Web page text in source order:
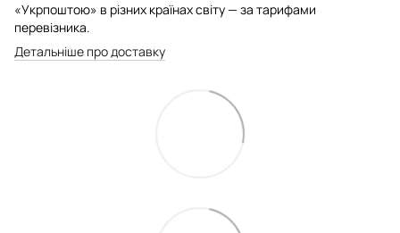
«Укрпоштою» в різних країнах світу — за тарифами
перевізника.
Детальніше про доставку